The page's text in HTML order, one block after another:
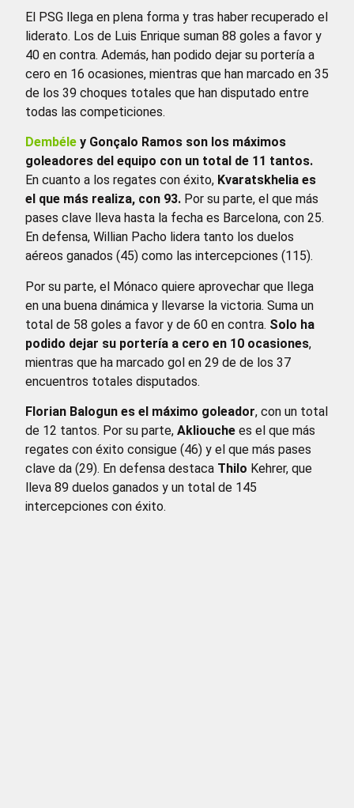
El PSG llega en plena forma y tras haber recuperado el
liderato. Los de Luis Enrique suman 88 goles a favor y
40 en contra. Además, han podido dejar su portería a
cero en 16 ocasiones, mientras que han marcado en 35
de los 39 choques totales que han disputado entre
todas las competiciones.
Dembéle y Gonçalo Ramos son los máximos
goleadores del equipo con un total de 11 tantos.
En cuanto a los regates con éxito, Kvaratskhelia es
el que más realiza, con 93. Por su parte, el que más
pases clave lleva hasta la fecha es Barcelona, con 25.
En defensa, Willian Pacho lidera tanto los duelos
aéreos ganados (45) como las intercepciones (115).
Por su parte, el Mónaco quiere aprovechar que llega
en una buena dinámica y llevarse la victoria. Suma un
total de 58 goles a favor y de 60 en contra. Solo ha
podido dejar su portería a cero en 10 ocasiones,
mientras que ha marcado gol en 29 de de los 37
encuentros totales disputados.
Florian Balogun es el máximo goleador, con un total
de 12 tantos. Por su parte, Akliouche es el que más
regates con éxito consigue (46) y el que más pases
clave da (29). En defensa destaca Thilo Kehrer, que
lleva 89 duelos ganados y un total de 145
intercepciones con éxito.